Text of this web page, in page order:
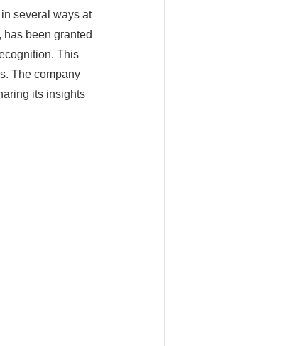
several ways at
been granted
This
The company
its insights